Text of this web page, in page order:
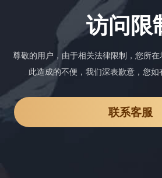
访问限
尊敬的用户，由于相关法律限制，您所
此造成的不便，我们深表歉意，您如
联系客服